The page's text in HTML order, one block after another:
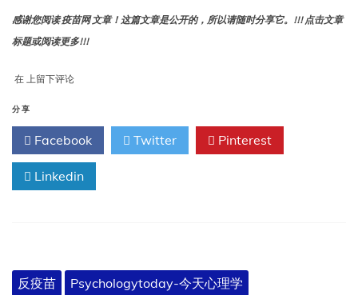
感谢您阅读 疫苗网 文章！这篇文章是公开的，所以请随时分享它。!!! 点击文章
标题或阅读更多!!!
在 为
么
分
开
接
种
儿
个
坏
上留下评论
分享
Facebook Twitter Pinterest
Linkedin
反疫苗 Psychologytoday-今天心理学